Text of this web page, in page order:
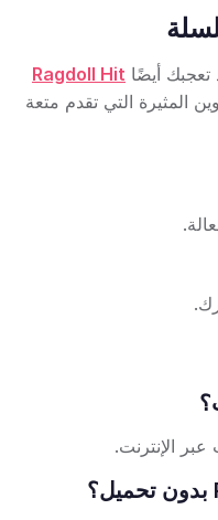
Ragdoll Hit
المثيرة التي تقدم متعة